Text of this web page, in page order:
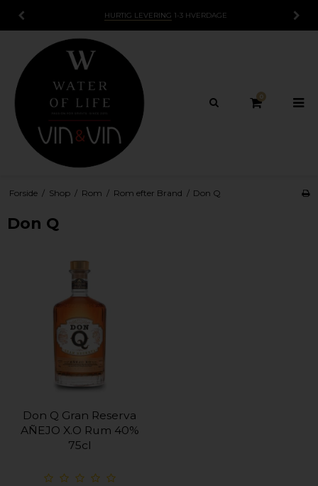
HURTIG LEVERING 1-3 HVERDAGE
0
Forside / Shop / Rom / Rom efter Brand / Don Q
Don Q
Don Q Gran Reserva
AÑEJO X.O Rum 40%
75cl